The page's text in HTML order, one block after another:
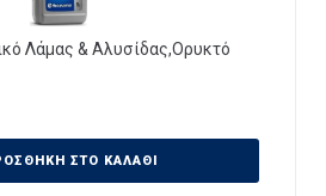
Λάμας & Αλυσίδας,Ορυκτό
ΣΤΟ ΚΑΛΆΘΙ